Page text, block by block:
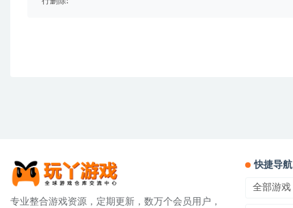
专业整合游戏资源，定期更新，数万个会员用户，
快捷导航
全部游戏